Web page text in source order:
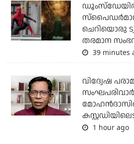
ചെറിയൊരു
തരമാന
39 minutes
വിദ്വേഷ
1 hour ago